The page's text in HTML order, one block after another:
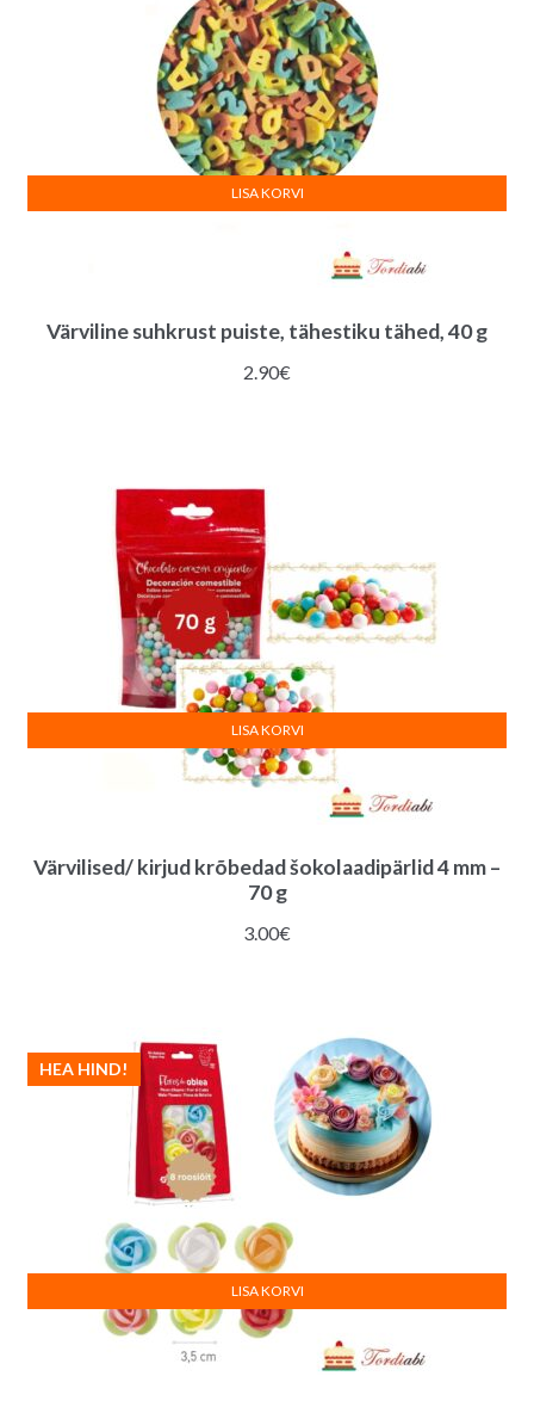
Värviline suhkrust puiste, tähestiku tähed, 40 g
2.90€
LISA KORVI
Värvilised/ kirjud krõbedad šokolaadipärlid 4 mm –
70 g
3.00€
LISA KORVI
HEA HIND!
LISA KORVI